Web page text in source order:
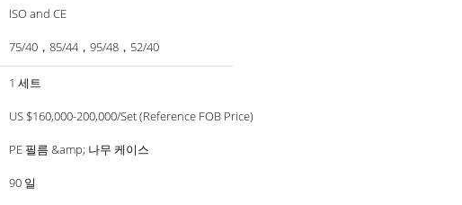
ISO and CE
75/40，85/44，95/48，52/40
1 세트
US $160,000-200,000/Set (Reference FOB Price)
PE 필름 &amp; 나무 케이스
90 일